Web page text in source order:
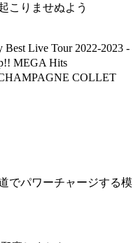
こりませぬよう
Live Tour 2022-2023 -
MEGA Hits
COLLET
でパワーチャージする模